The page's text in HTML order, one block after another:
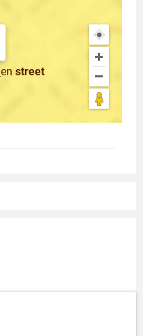
en street